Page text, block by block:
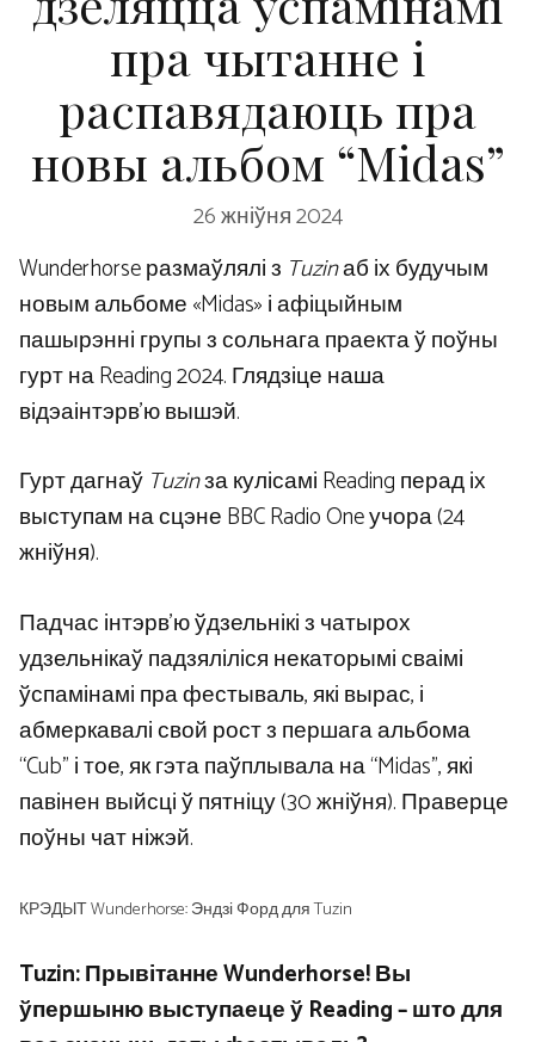
пра чытанне і
распавядаюць пра
новы альбом “Midas”
26 жніўня 2024
Wunderhorse размаўлялі з Tuzinаб іх будучым
новым альбоме «Midas» і афіцыйным
пашырэнні групы з сольнага праекта ў поўны
гурт на Reading 2024. Глядзіце наша
відэаінтэрв’ю вышэй.
Гурт дагнаў Tuzinза кулісамі Reading перад іх
выступам на сцэне BBC Radio One учора (24
жніўня).
Падчас інтэрв’ю ўдзельнікі з чатырох
удзельнікаў падзяліліся некаторымі сваімі
ўспамінамі пра фестываль, які вырас, і
абмеркавалі свой рост з першага альбома
“Cub” і тое, як гэта паўплывала на “Midas”, які
павінен выйсці ў пятніцу (30 жніўня). Праверце
поўны чат ніжэй.
КРЭДЫТ Wunderhorse: Эндзі Форд для Tuzin
Tuzin: Прывітанне Wunderhorse! Вы
ўпершыню выступаеце ў Reading – што для